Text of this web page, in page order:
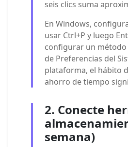
seis clics suma
En Windows,
usar Ctrl+P y luego
configurar un método
de Preferencias del
plataforma, el hábito
ahorro de tiempo
2. Conecte
semana)